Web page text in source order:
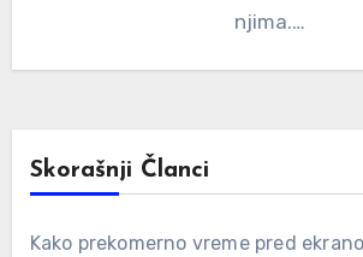
njima.…
Skorašnji Članci
Kako prekomerno vreme pred